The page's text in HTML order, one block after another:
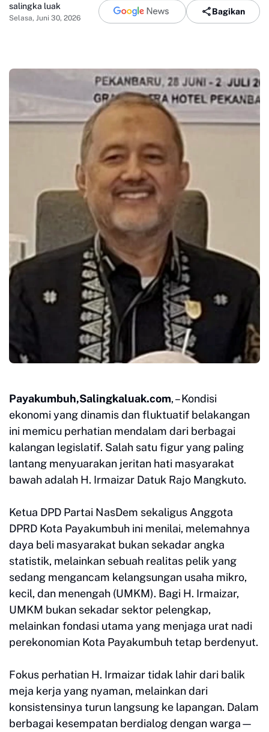
salingka luak
Selasa, Juni 30, 2026
Bagikan
Payakumbuh,Salingkaluak.com, – Kondisi
ekonomi yang dinamis dan fluktuatif belakangan
ini memicu perhatian mendalam dari berbagai
kalangan legislatif. Salah satu figur yang paling
lantang menyuarakan jeritan hati masyarakat
bawah adalah H. Irmaizar Datuk Rajo Mangkuto.
Ketua DPD Partai NasDem sekaligus Anggota
DPRD Kota Payakumbuh ini menilai, melemahnya
daya beli masyarakat bukan sekadar angka
statistik, melainkan sebuah realitas pelik yang
sedang mengancam kelangsungan usaha mikro,
kecil, dan menengah (UMKM). Bagi H. Irmaizar,
UMKM bukan sekadar sektor pelengkap,
melainkan fondasi utama yang menjaga urat nadi
perekonomian Kota Payakumbuh tetap berdenyut.
Fokus perhatian H. Irmaizar tidak lahir dari balik
meja kerja yang nyaman, melainkan dari
konsistensinya turun langsung ke lapangan. Dalam
berbagai kesempatan berdialog dengan warga—